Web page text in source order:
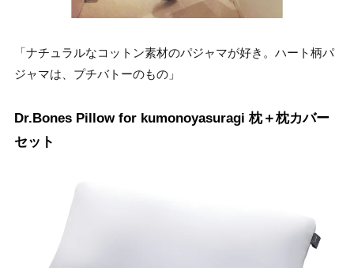
「ナチュラルなコットン素材のパジャマが好き。ハート柄パ
ジャマは、プチバトーのもの」
Dr.Bones Pillow for kumonoyasuragi 枕＋枕カバー
セット